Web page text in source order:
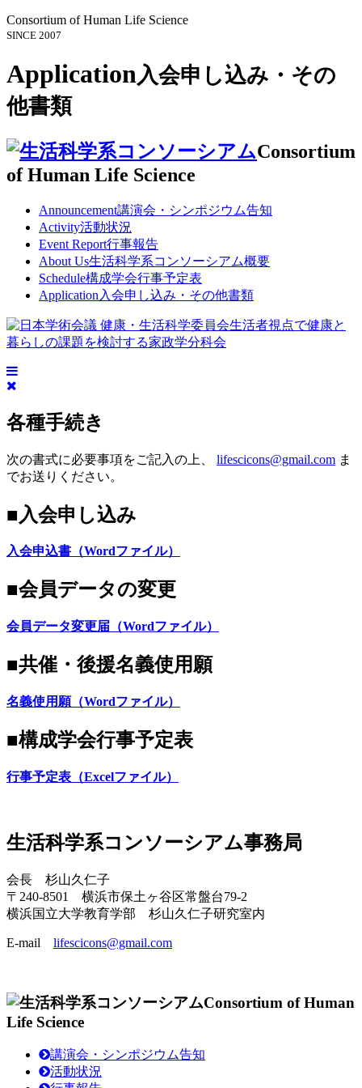
Consortium of Human Life Science
SINCE 2007
Application入会申し込み・その
他書類
Consortium
of Human Life Science
Announcement講演会・シンポジウム告知
Activity活動状況
Event Report行事報告
About Us生活科学系コンソーシアム概要
Schedule構成学会行事予定表
Application 入会申し込み・その他書類
各種手続き
次の書式に必要事項をご記入の上、 lifescicons@gmail.com ま
でお送りください。
■入会申し込み
入会申込書（Wordファイル）
■会員データの変更
会員データ変更届（Wordファイル）
■共催・後援名義使用願
名義使用願（Wordファイル）
■構成学会行事予定表
行事予定表（Excelファイル）
生活科学系コンソーシアム事務局
会長 杉山久仁子
〒240-8501 横浜市保土ヶ谷区常盤台79-2
横浜国立大学教育学部 杉山久仁子研究室内
E-mail lifescicons@gmail.com
Consortium of Human
Life Science
講演会・シンポジウム告知
活動状況